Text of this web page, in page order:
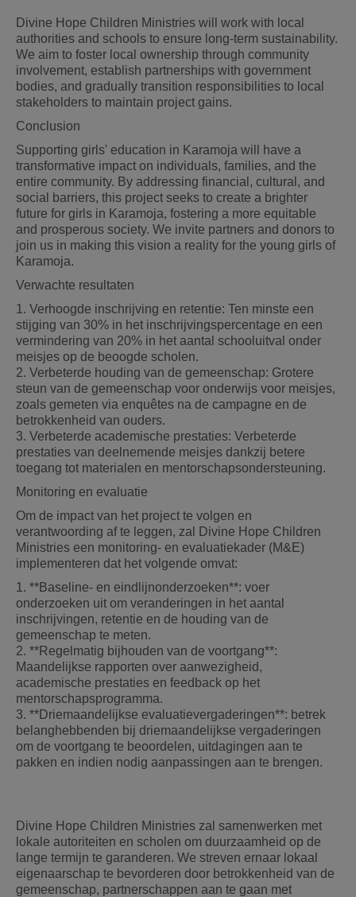
Divine Hope Children Ministries will work with local
authorities and schools to ensure long-term sustainability.
We aim to foster local ownership through community
involvement, establish partnerships with government
bodies, and gradually transition responsibilities to local
stakeholders to maintain project gains.
Conclusion
Supporting girls' education in Karamoja will have a
transformative impact on individuals, families, and the
entire community. By addressing financial, cultural, and
social barriers, this project seeks to create a brighter
future for girls in Karamoja, fostering a more equitable
and prosperous society. We invite partners and donors to
join us in making this vision a reality for the young girls of
Karamoja.
Verwachte resultaten
1. Verhoogde inschrijving en retentie: Ten minste een
stijging van 30% in het inschrijvingspercentage en een
vermindering van 20% in het aantal schooluitval onder
meisjes op de beoogde scholen.
2. Verbeterde houding van de gemeenschap: Grotere
steun van de gemeenschap voor onderwijs voor meisjes,
zoals gemeten via enquêtes na de campagne en de
betrokkenheid van ouders.
3. Verbeterde academische prestaties: Verbeterde
prestaties van deelnemende meisjes dankzij betere
toegang tot materialen en mentorschapsondersteuning.
Monitoring en evaluatie
Om de impact van het project te volgen en
verantwoording af te leggen, zal Divine Hope Children
Ministries een monitoring- en evaluatiekader (M&E)
implementeren dat het volgende omvat:
1. **Baseline- en eindlijnonderzoeken**: voer
onderzoeken uit om veranderingen in het aantal
inschrijvingen, retentie en de houding van de
gemeenschap te meten.
2. **Regelmatig bijhouden van de voortgang**:
Maandelijkse rapporten over aanwezigheid,
academische prestaties en feedback op het
mentorschapsprogramma.
3. **Driemaandelijkse evaluatievergaderingen**: betrek
belanghebbenden bij driemaandelijkse vergaderingen
om de voortgang te beoordelen, uitdagingen aan te
pakken en indien nodig aanpassingen aan te brengen.
Divine Hope Children Ministries zal samenwerken met
lokale autoriteiten en scholen om duurzaamheid op de
lange termijn te garanderen. We streven ernaar lokaal
eigenaarschap te bevorderen door betrokkenheid van de
gemeenschap, partnerschappen aan te gaan met